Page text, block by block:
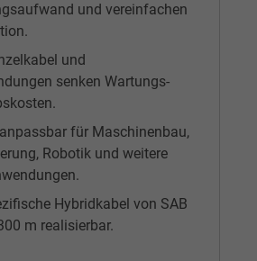
und vereinfachen
und
senken Wartungs-
für Maschinenbau,
Robotik und weitere
Hybridkabel von SAB
m realisierbar.